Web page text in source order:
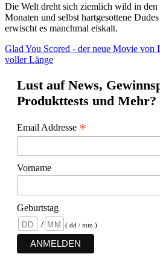
Die Welt dreht sich ziemlich wild in den
Monaten und selbst hartgesottene
erwischt es manchmal eiskalt.
Glad You Scored - der neue Movie von
voller Länge
Lust auf News,
Produkttests und Mehr?
Email Addresse *
Vorname
Geburtstag
/
( dd / mm )